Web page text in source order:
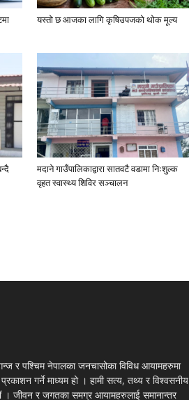
यस्तो छ आजका लागि कृषिउपजको थोक मूल्य
मदाने गाउँपालिकाद्वारा सातवटै वडामा निःशुल्क
वृहत स्वास्थ्य शिविर सञ्चालन
र पश्चिम नेपालका जनचासोका विविध आयामहरुमा
गर्ने माध्यम हो । हामी सत्य, तथ्य र विश्वसनीय
। जीवन र जगतका समग्र आयामहरुलाई समानान्तर